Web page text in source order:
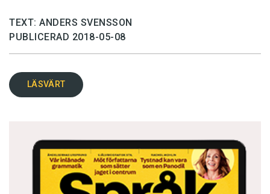
TEXT: ANDERS SVENSSON
PUBLICERAD 2018-05-08
LÄSVÄRT